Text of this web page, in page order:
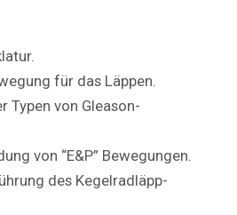
für das Läppen.
Typen von Gleason-
von “E&P” Bewegungen.
des Kegelradläpp-